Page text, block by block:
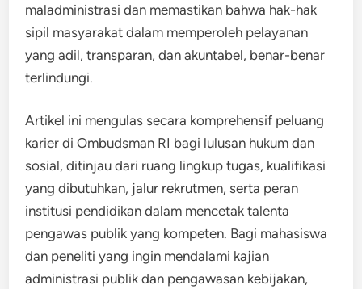
maladministrasi dan memastikan bahwa hak-hak
sipil masyarakat dalam memperoleh pelayanan
yang adil, transparan, dan akuntabel, benar-benar
terlindungi.
Artikel ini mengulas secara komprehensif peluang
karier di Ombudsman RI bagi lulusan hukum dan
sosial, ditinjau dari ruang lingkup tugas, kualifikasi
yang dibutuhkan, jalur rekrutmen, serta peran
institusi pendidikan dalam mencetak talenta
pengawas publik yang kompeten. Bagi mahasiswa
dan peneliti yang ingin mendalami kajian
administrasi publik dan pengawasan kebijakan,